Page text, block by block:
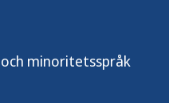
minoritetsspråk